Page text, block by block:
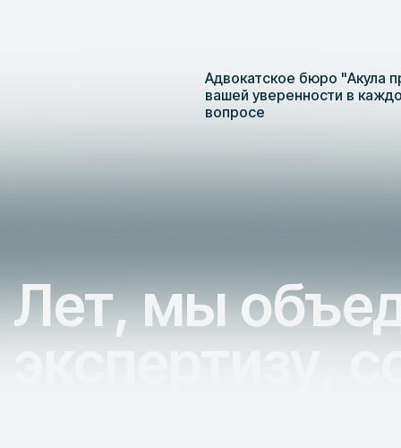
Адвокатское бюро "Акула
вашей уверенности в
вопросе
Лет, мы
экспертизу,